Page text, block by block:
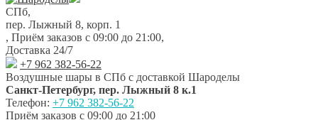
к
навигации
к
содержимому
СПб,
пер. Лыжный 8, корп. 1
, Приём заказов с 09:00 до 21:00,
Доставка 24/7
+7 962 382-56-22
Воздушные шары в СПб с доставкой Шароделы
Санкт-Петербург, пер. Лыжный 8 к.1
Телефон: +7 962 382-56-22
Приём заказов с 09:00 до 21:00